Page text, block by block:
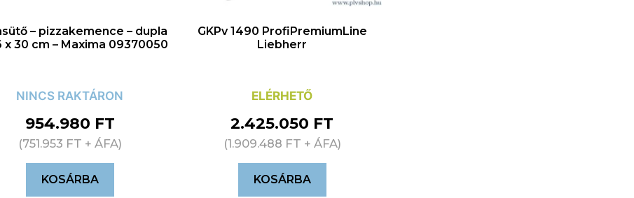
– pizzakemence – dupla
x 30 cm – Maxima 09370050
NINCS RAKTÁRON
954.980 FT
(751.953 FT + ÁFA)
KOSÁRBA
GKPv 1490 ProfiPremiumLine
Liebherr
ELÉRHETŐ
2.425.050 FT
(1.909.488 FT + ÁFA)
KOSÁRBA